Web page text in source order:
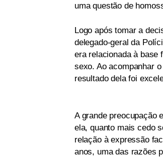
uma questão de
Logo após tomar a
delegado-geral da
era relacionada à base
sexo. Ao acompanhar
resultado dela foi
A grande preocupação
ela, quanto mais cedo
relação à expressão
anos, uma das razões